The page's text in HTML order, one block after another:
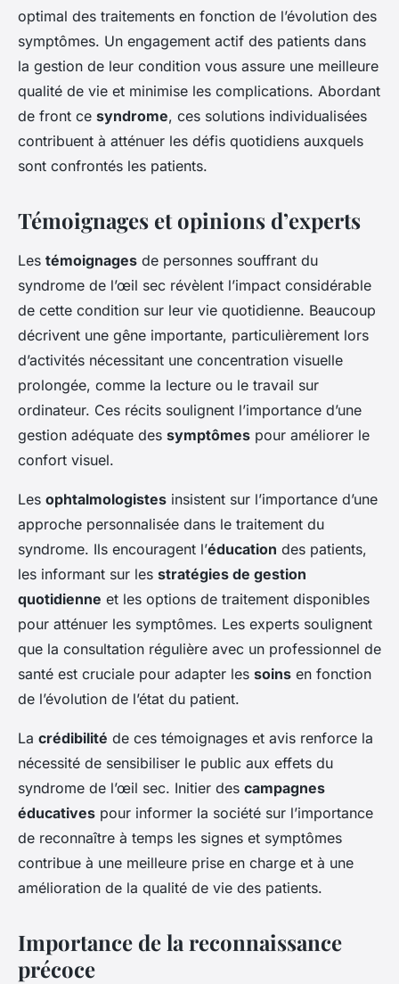
optimal des traitements en fonction de l’évolution des
symptômes. Un engagement actif des patients dans
la gestion de leur condition vous assure une meilleure
qualité de vie et minimise les complications. Abordant
de front ce syndrome, ces solutions individualisées
contribuent à atténuer les défis quotidiens auxquels
sont confrontés les patients.
Témoignages et opinions d’experts
Les témoignages de personnes souffrant du
syndrome de l’œil sec révèlent l’impact considérable
de cette condition sur leur vie quotidienne. Beaucoup
décrivent une gêne importante, particulièrement lors
d’activités nécessitant une concentration visuelle
prolongée, comme la lecture ou le travail sur
ordinateur. Ces récits soulignent l’importance d’une
gestion adéquate des symptômes pour améliorer le
confort visuel.
Les ophtalmologistes insistent sur l’importance d’une
approche personnalisée dans le traitement du
syndrome. Ils encouragent l’éducation des patients,
les informant sur les stratégies de gestion
quotidienne et les options de traitement disponibles
pour atténuer les symptômes. Les experts soulignent
que la consultation régulière avec un professionnel de
santé est cruciale pour adapter les soins en fonction
de l’évolution de l’état du patient.
La crédibilité de ces témoignages et avis renforce la
nécessité de sensibiliser le public aux effets du
syndrome de l’œil sec. Initier des campagnes
éducatives pour informer la société sur l’importance
de reconnaître à temps les signes et symptômes
contribue à une meilleure prise en charge et à une
amélioration de la qualité de vie des patients.
Importance de la reconnaissance
précoce